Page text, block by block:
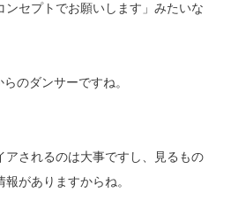
ンセプトでお願いします」みたいな
のダンサーですね。
アされるのは大事ですし、見るもの
がありますからね。